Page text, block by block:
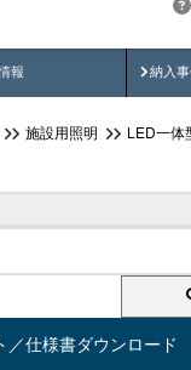
報
動画 納入
納
施設用照明 LED一体
／仕様書ダウンロード